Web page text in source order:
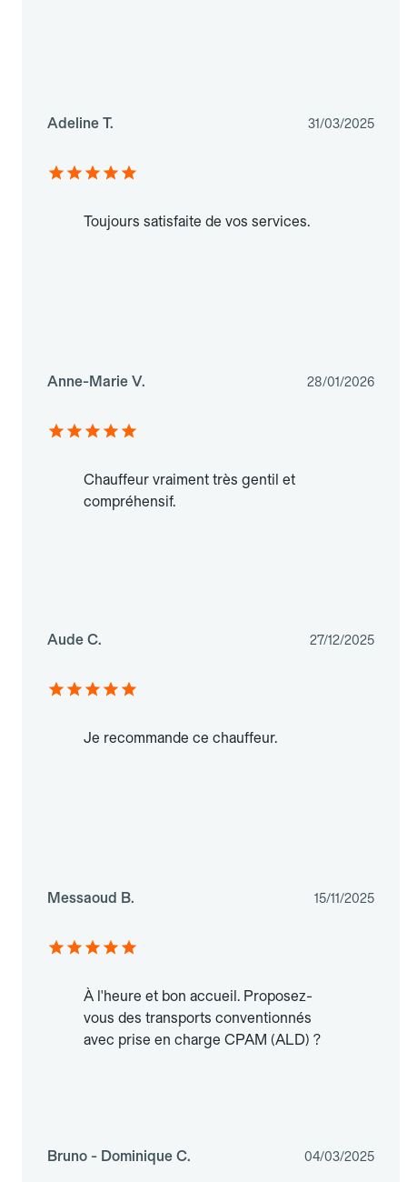
Adeline T. 31/03/2025
Toujours satisfaite de vos services.
Anne-Marie V. 28/01/2026
Chauffeur vraiment très gentil et
compréhensif.
Aude C. 27/12/2025
Je recommande ce chauffeur.
Messaoud B. 15/11/2025
À l'heure et bon accueil. Proposez-
vous des transports conventionnés
avec prise en charge CPAM (ALD) ?
Bruno - Dominique C. 04/03/2025